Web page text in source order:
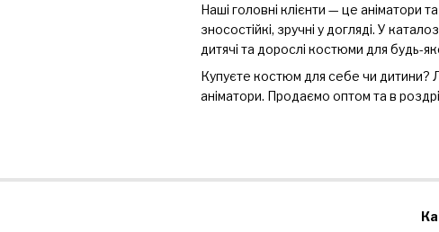
Наші головні клієнти — це аніматори
зносостійкі, зручні у догляді. У
дитячі та дорослі костюми для будь-
Купуєте костюм для себе чи дитини?
аніматори. Продаємо оптом та в